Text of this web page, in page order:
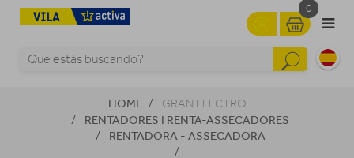
0
HOME GRAN ELECTRO
RENTADORES I RENTA-ASSECADORES
RENTADORA - ASSECADORA